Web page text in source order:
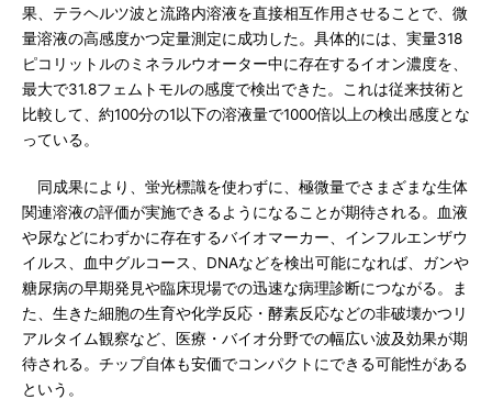
果、テラヘルツ波と流路内溶液を直接相互作用させることで、微
量溶液の高感度かつ定量測定に成功した。具体的には、実量318
ピコリットルのミネラルウオーター中に存在するイオン濃度を、
最大で31.8フェムトモルの感度で検出できた。これは従来技術と
比較して、約100分の1以下の溶液量で1000倍以上の検出感度とな
っている。
同成果により、蛍光標識を使わずに、極微量でさまざまな生体
関連溶液の評価が実施できるようになることが期待される。血液
や尿などにわずかに存在するバイオマーカー、インフルエンザウ
イルス、血中グルコース、DNAなどを検出可能になれば、ガンや
糖尿病の早期発見や臨床現場での迅速な病理診断につながる。ま
た、生きた細胞の生育や化学反応・酵素反応などの非破壊かつリ
アルタイム観察など、医療・バイオ分野での幅広い波及効果が期
待される。チップ自体も安価でコンパクトにできる可能性がある
という。